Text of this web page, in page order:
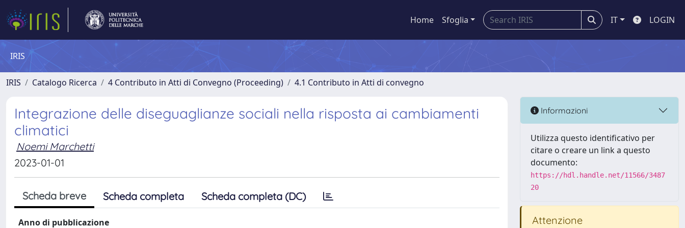
Home Sfoglia IT LOGIN
IRIS
IRIS Catalogo Ricerca 4 Contributo in Atti di Convegno (Proceeding) 4.1 Contributo in Atti di convegno
Integrazione delle diseguaglianze sociali nella risposta ai cambiamenti
climatici
Noemi Marchetti
2023-01-01
Scheda breve Scheda completa Scheda completa (DC)
Anno di pubblicazione
Informazioni
Utilizza questo identificativo per
citare o creare un link a questo
documento:
https://hdl.handle.net/11566/3487
20
Attenzione